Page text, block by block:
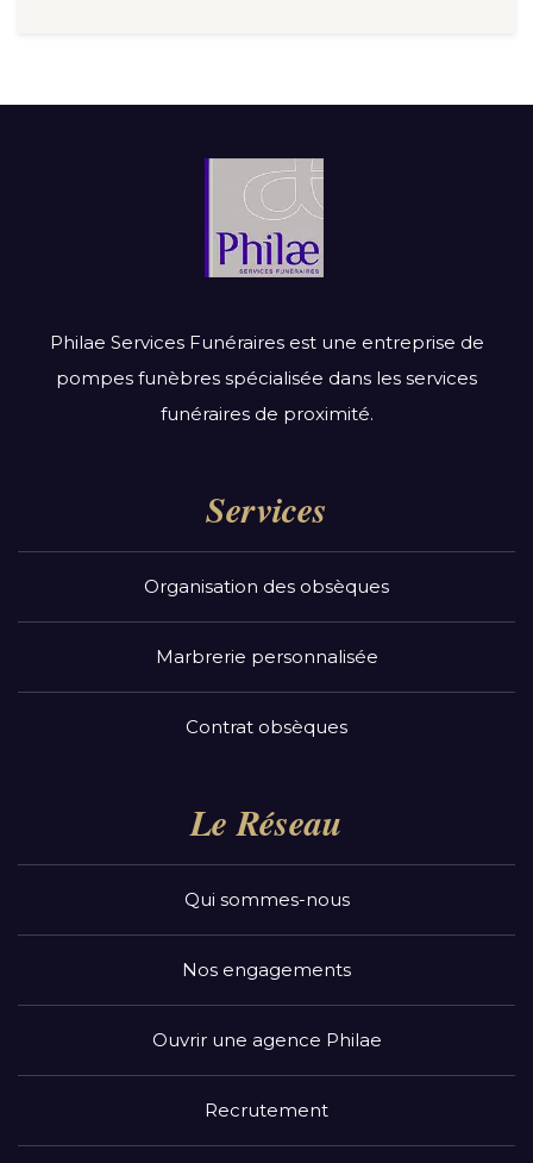
Philae Services Funéraires est une entreprise de
pompes funèbres spécialisée dans les services
funéraires de proximité.
Services
Organisation des obsèques
Marbrerie personnalisée
Contrat obsèques
Le Réseau
Qui sommes-nous
Nos engagements
Ouvrir une agence Philae
Recrutement